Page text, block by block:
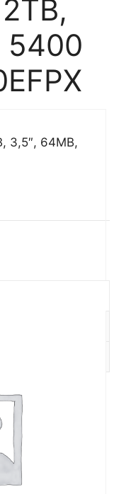
5400
3,5″, 64MB,
3,5″, 64MB,